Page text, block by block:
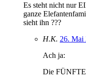
Es steht nicht nur
ganze
sieht ihn ???
H.K. 26. Mai
Ach ja:
Die FÜNFTE